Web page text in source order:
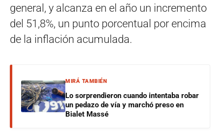
general, y alcanza en el año un incremento
del 51,8%, un punto porcentual por encima
de la inflación acumulada.
MIRÁ TAMBIÉN
Lo sorprendieron cuando intentaba robar
un pedazo de vía y marchó preso en
Bialet Massé